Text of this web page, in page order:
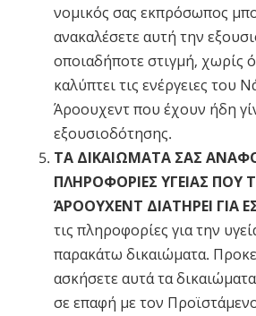
νομικός σας εκπρόσωπος
ανακαλέσετε αυτή την
οποιαδήποτε στιγμή, χωρίς
καλύπτει τις ενέργειες του
Άροουχεντ που έχουν ήδη
εξουσιοδότησης.
ΤΑ ΔΙΚΑΙΩΜΑΤΑ ΣΑΣ
ΠΛΗΡΟΦΟΡΙΕΣ ΥΓΕΙΑΣ
ΆΡΟΟΥΧΕΝΤ ΔΙΑΤΗΡΕΙ ΓΙΑ
τις πληροφορίες για την
παρακάτω δικαιώματα.
ασκήσετε αυτά τα
σε επαφή με τον